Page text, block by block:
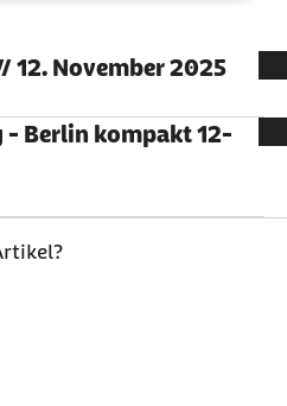
12. November 2025
- Berlin kompakt 12-
Sterne
5 Sterne